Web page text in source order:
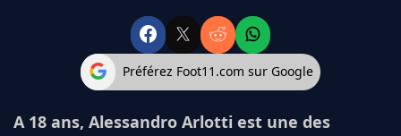
Préférez Foot11.com sur Google
A 18 ans, Alessandro Arlotti est une des